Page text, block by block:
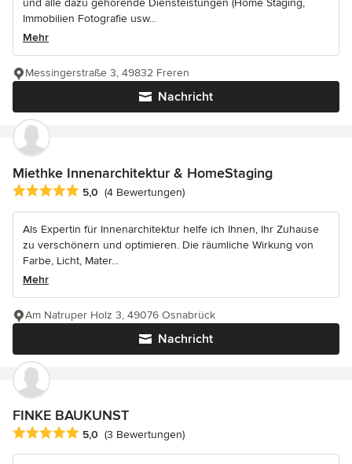
Immobilien Fotografie usw...
Mehr
Nachricht
Messingerstraße 3, 49832 Freren
Miethke Innenarchitektur & HomeStaging
Durchschnittliche Bewertung: 5 von 5 Sternen
5,0 (4 Bewertungen)
Als Expertin für Innenarchitektur helfe ich Ihnen, Ihr Zuhause
zu verschönern und optimieren. Die räumliche Wirkung von
Farbe, Licht, Mater...
Mehr
Nachricht
Am Natruper Holz 3, 49076 Osnabrück
FINKE BAUKUNST
Durchschnittliche Bewertung: 5 von 5 Sternen
5,0 (3 Bewertungen)